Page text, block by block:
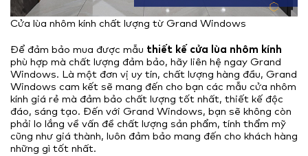
Cửa lùa nhôm kính chất lượng từ Grand Windows
Để đảm bảo mua được mẫu thiết kế cửa lùa nhôm kính
phù hợp mà chất lượng đảm bảo, hãy liên hệ ngay Grand
Windows. Là một đơn vị uy tín, chất lượng hàng đầu, Grand
Windows cam kết sẽ mang đến cho bạn các mẫu cửa nhôm
kính giá rẻ mà đảm bảo chất lượng tốt nhất, thiết kế độc
đáo, sáng tạo. Đến với Grand Windows, bạn sẽ không còn
phải lo lắng về vấn đề chất lượng sản phẩm, tính thẩm mỹ
cũng như giá thành, luôn đảm bảo mang đến cho khách hàng
những gì tốt nhất.